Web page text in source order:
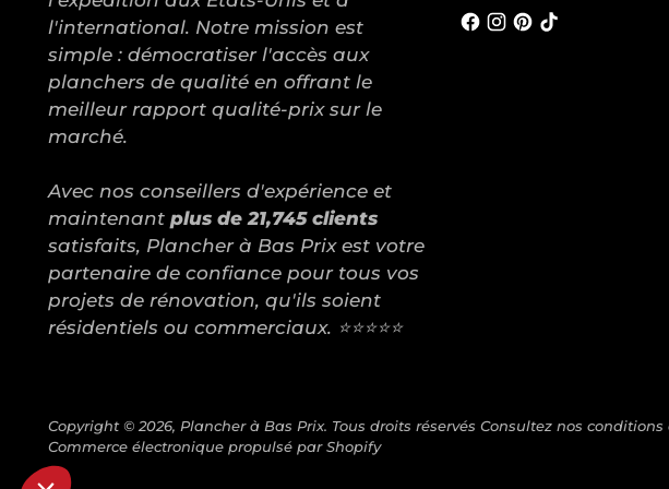
l'international. Notre mission est
simple : démocratiser l'accès aux
planchers de qualité en offrant le
meilleur rapport qualité-prix sur le
marché.
Avec nos conseillers d'expérience et
maintenantplus de 21,745 clients
satisfaits, Plancher à Bas Prix est votre
partenaire de confiance pour tous vos
projets de rénovation, qu'ils soient
résidentiels ou commerciaux. ⭐⭐⭐⭐⭐
Copyright © 2026, Plancher à Bas Prix. Tous droits réservés Consultez nos
Commerce électronique propulsé par Shopify